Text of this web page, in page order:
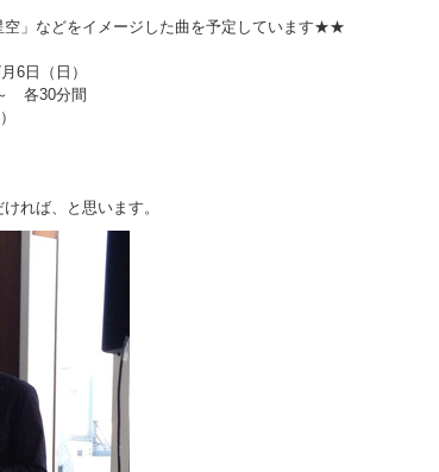
」などをイメージした曲を予定しています★★
6日（日）
各30分間
れば、と思います。